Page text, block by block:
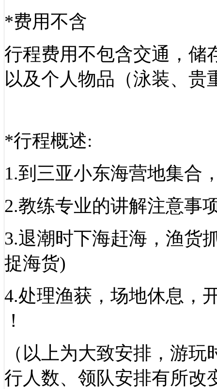
*费用不含
行程费用不包含交通，储
以及个人物品（泳装、贵
*行程概述:
1.到三亚小东海营地集合
2.教练专业的讲解注意事
3.退潮时下海赶海，渔货
捉海货)
4.处理渔获，场地休息，
！
（以上为大致安排，游
行人数、领队安排有所改